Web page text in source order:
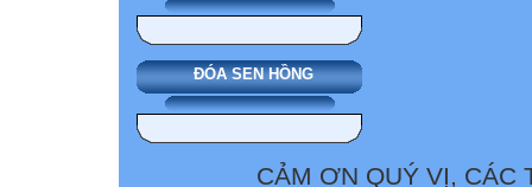
ĐÓA SEN HỒNG
CẢM ƠN QUÝ VỊ, CÁC